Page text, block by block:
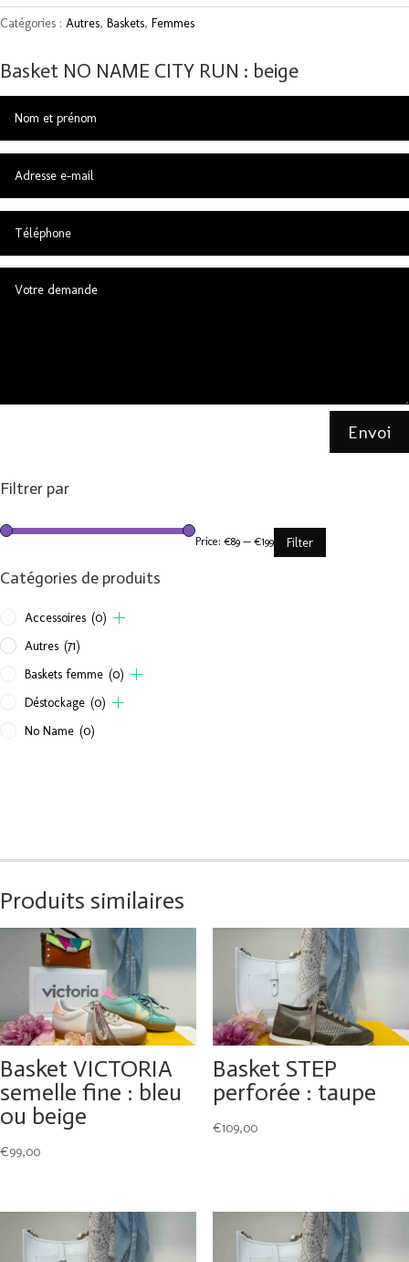
Catégories : Autres, Baskets, Femmes
Basket NO NAME CITY RUN : beige
Envoi
Filtrer par
Filter
Price: €89 — €199
Catégories de produits
Accessoires (0)
Autres (71)
Baskets femme (0)
Déstockage (0)
No Name (0)
Produits similaires
Basket VICTORIA
semelle fine : bleu
ou beige
€99,00
Basket STEP
perforée : taupe
€109,00